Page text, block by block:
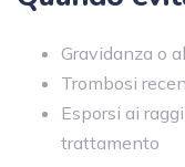
Gravidanza o
Trombosi
Esporsi ai
trattamento